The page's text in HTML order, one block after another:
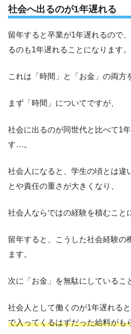
社会へ出るのが1年遅れる
留年すると卒業が1年遅れるので
るのも1年遅れることになります。
これは「時間」と「お金」の両方
まず「時間」についてですが、
社会に出るのが同世代と比べて1
す…。
社会人になると、学生の頃とは違
とや責任の重さが大きくなり、
社会人ならではの経験を積むこと
留年すると、こうした社会経験の
ます。
次に「お金」を無駄にしているこ
社会人として働くのが1年遅れる
で入ってくるはずだった給料がも